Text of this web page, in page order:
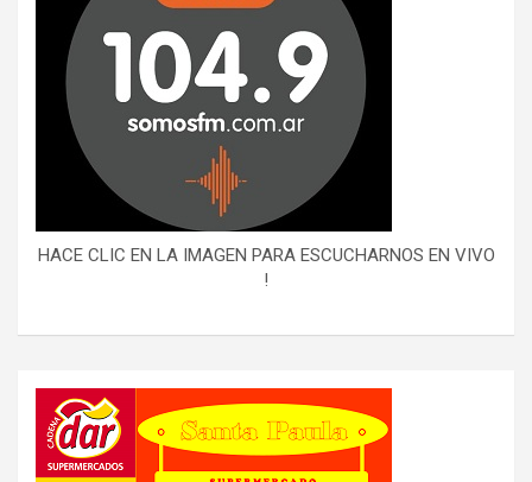
HACE CLIC EN LA IMAGEN PARA ESCUCHARNOS EN VIVO
!